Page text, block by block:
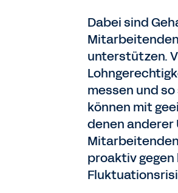
Dabei sind
unterstützen.
messen und
können mit
denen anderer
proaktiv gegen